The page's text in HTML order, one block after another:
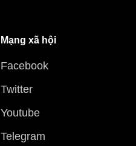
Mạng xã hội
Facebook
Twitter
Youtube
Telegram